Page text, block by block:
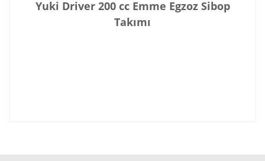
Yuki Driver 200 cc Emme Egzoz Sibop
Takımı